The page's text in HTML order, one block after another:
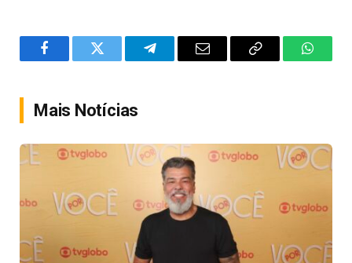
FacebookTwitter TelegramEmail
Copy
Mais Notícias